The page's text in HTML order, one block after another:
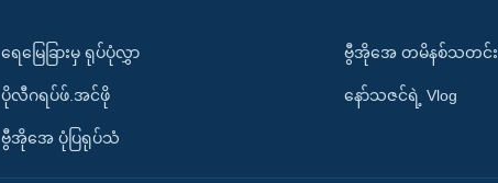
ရေမြေခြားမှ ရုပ်ပုံလွှာ
ပိုလီဂရပ်ဖ်.အင်ဖို
ဗွီအိုအေ ပုံပြရုပ်သံ
ဗွီအိုအေ တမိနစ်သတင်း
နော်သဇင်ရဲ့ Vlog